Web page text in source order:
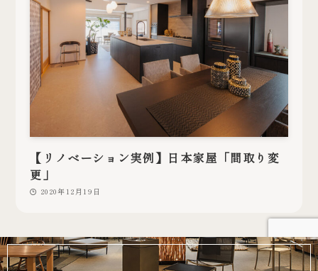
【リノベーション実例】日本家屋「間取り変
更」
2020年12月19日